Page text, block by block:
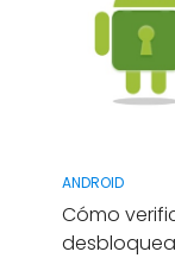
ANDROID
Cómo